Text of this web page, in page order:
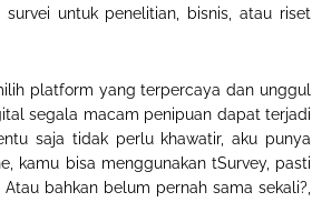
untuk penelitian, bisnis, atau riset
platform yang terpercaya dan unggul
segala macam penipuan dapat terjadi
saja tidak perlu khawatir, aku punya
kamu bisa menggunakan tSurvey, pasti
bahkan belum pernah sama sekali?,